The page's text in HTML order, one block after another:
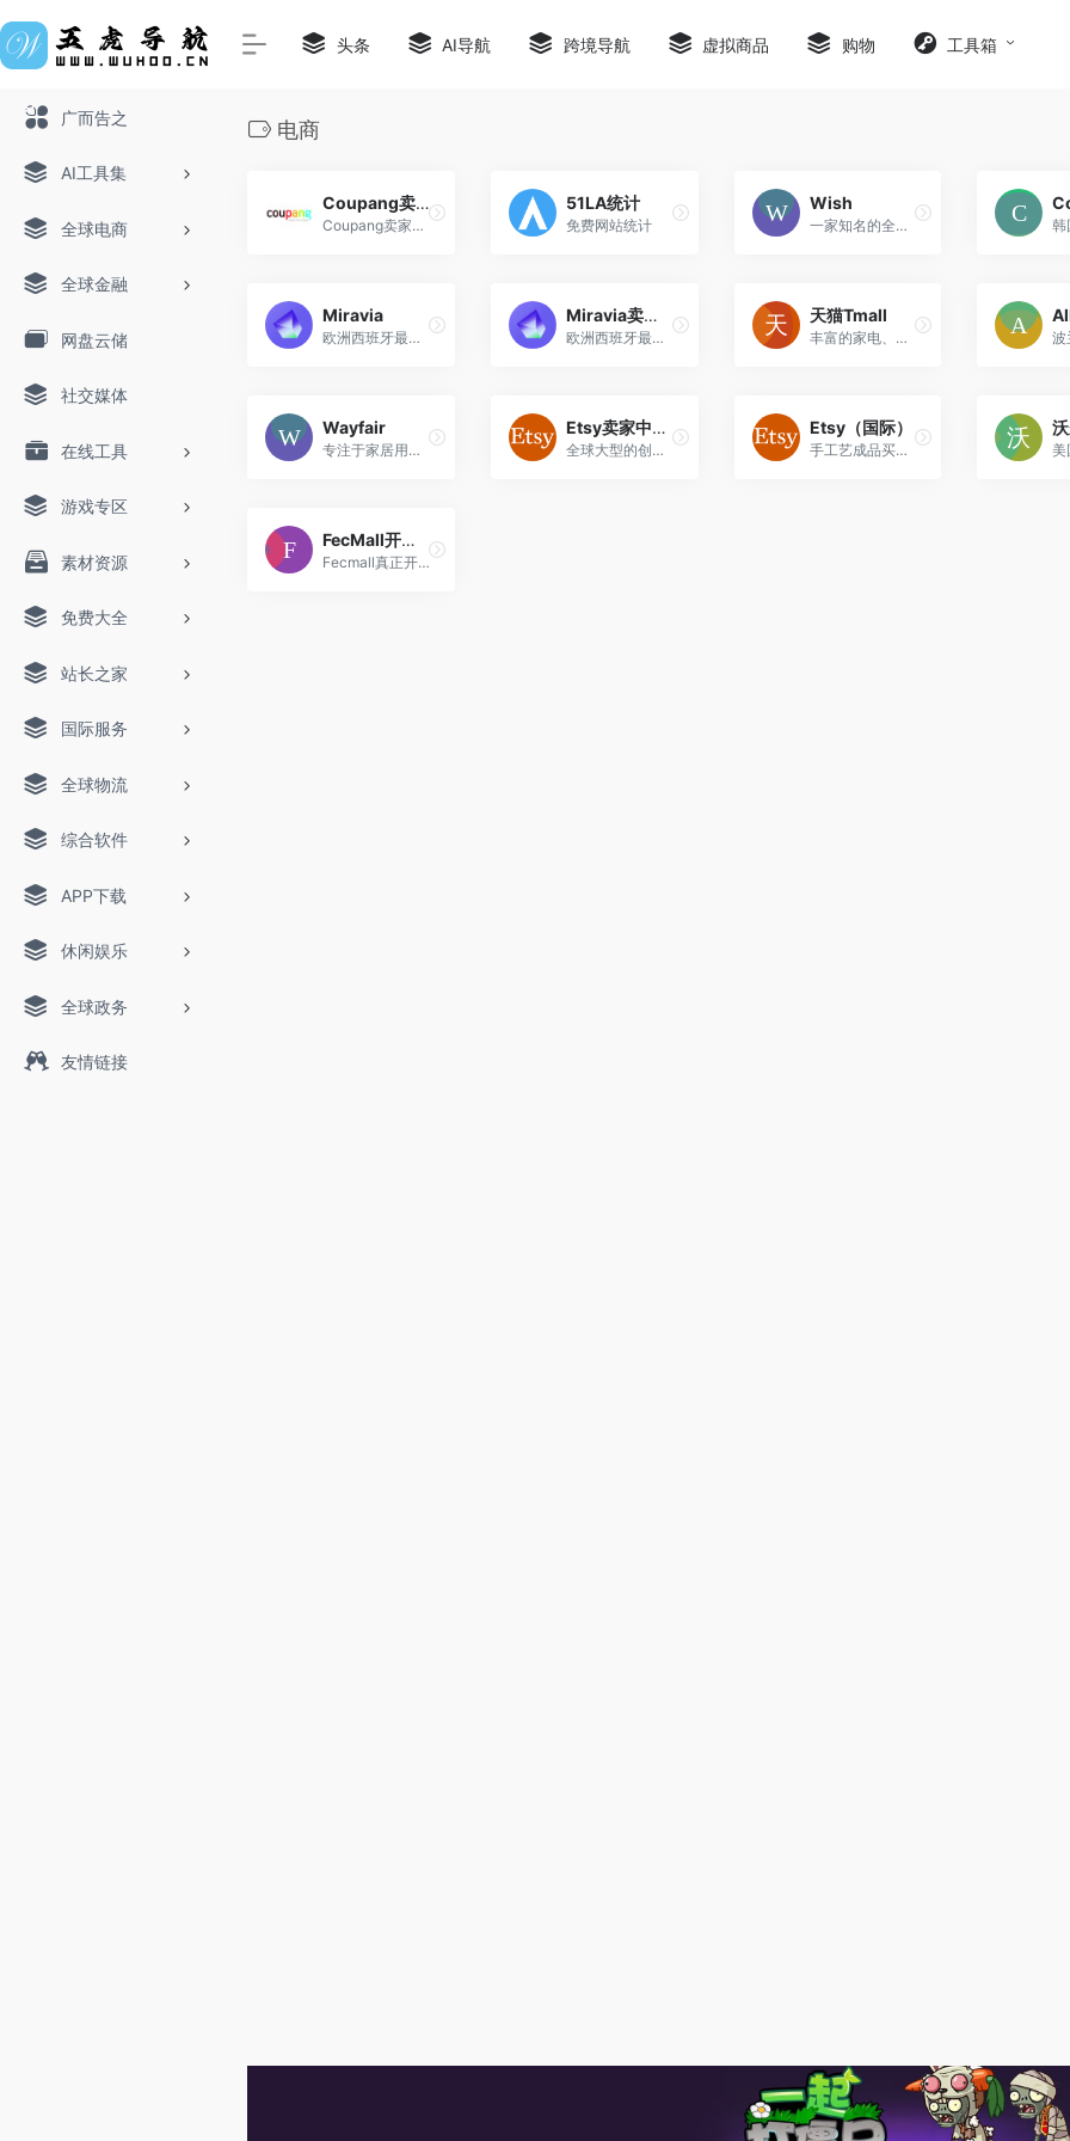
广而告之
AI工具集
全球电商
全球金融
网盘云储
社交媒体
在线工具
游戏专区
素材资源
免费大全
站长之家
国际服务
全球物流
综合软件
APP下载
休闲娱乐
全球政务
友情链接
头条 AI导航 跨境导航 虚拟商品 购物 工具箱
电商
Coupang卖家中心
Coupang卖家中心，官方名称为...
51LA统计
免费网站统计
Wish
一家知名的全球电子商务平台 韩
Miravia
欧洲西班牙最大的品质时尚综合型电商平台
Miravia卖家中心
欧洲西班牙最大的品质时尚综合型电商平台
天猫Tmall
丰富的家电、手机、电脑、服装、居家、母婴、美妆、个护、食品等
Wayfair
专注于家居用品和家具的在线零售平台
Etsy卖家中心（国际）
全球大型的创意市场电商平台
Etsy（国际）
手工艺成品买卖为主要特色 美
FecMall开源电商商城系统
Fecmall真正开源的电商商城